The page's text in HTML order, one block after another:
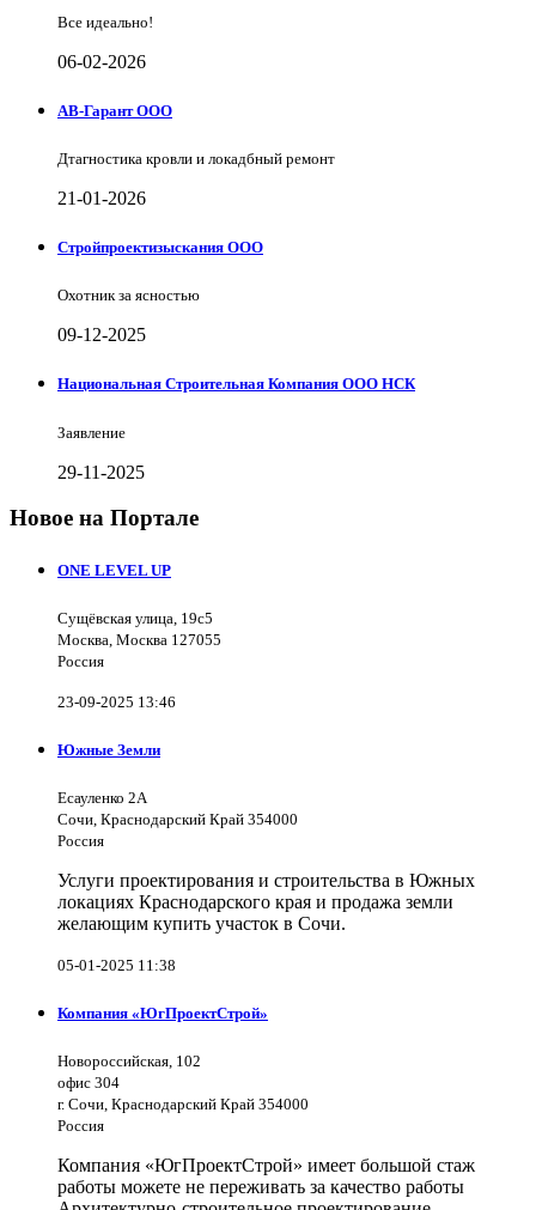
Все идеально!
06-02-2026
АВ-Гарант ООО
Дтагностика кровли и локадбный ремонт
21-01-2026
Стройпроектизыскания ООО
Охотник за ясностью
09-12-2025
Национальная Строительная Компания ООО НСК
Заявление
29-11-2025
Новое на Портале
ONE LEVEL UP
Сущёвская улица, 19с5
Москва, Москва 127055
Россия
23-09-2025 13:46
Южные Земли
Есауленко 2А
Сочи, Краснодарский Край 354000
Россия
Услуги проектирования и строительства в Южных
локациях Краснодарского края и продажа земли
желающим купить участок в Сочи.
05-01-2025 11:38
Компания «ЮгПроектСтрой»
Новороссийская, 102
офис 304
г. Сочи, Краснодарский Край 354000
Россия
Компания «ЮгПроектСтрой» имеет большой стаж
работы можете не переживать за качество работы